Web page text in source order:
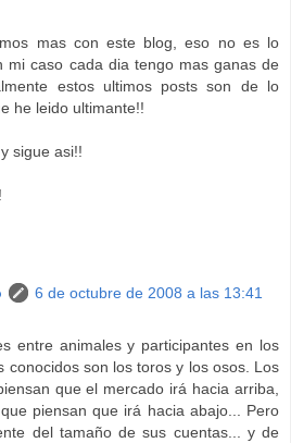
mas con este blog, eso no es lo
mi caso cada dia tengo mas ganas de
estos ultimos posts son de lo
he leido ultimante!!
sigue asi!!
6 de octubre de 2008 a las 13:41
entre animales y participantes en los
conocidos son los toros y los osos. Los
que el mercado irá hacia arriba,
piensan que irá hacia abajo... Pero
del tamaño de sus cuentas... y de